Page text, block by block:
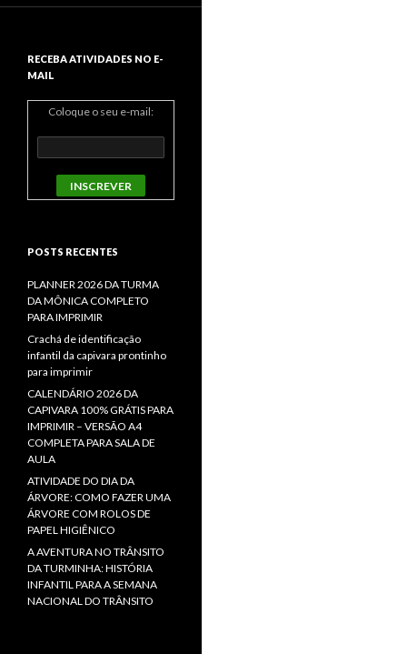
RECEBA ATIVIDADES NO E-
MAIL
Coloque o seu e-mail:
POSTS RECENTES
PLANNER 2026 DA TURMA
DA MÔNICA COMPLETO
PARA IMPRIMIR
Crachá de identificação
infantil da capivara prontinho
para imprimir
CALENDÁRIO 2026 DA
CAPIVARA 100% GRÁTIS PARA
IMPRIMIR – VERSÃO A4
COMPLETA PARA SALA DE
AULA
ATIVIDADE DO DIA DA
ÁRVORE: COMO FAZER UMA
ÁRVORE COM ROLOS DE
PAPEL HIGIÊNICO
A AVENTURA NO TRÂNSITO
DA TURMINHA: HISTÓRIA
INFANTIL PARA A SEMANA
NACIONAL DO TRÂNSITO